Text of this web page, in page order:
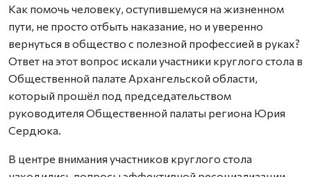
Как помочь человеку, оступившемуся на жизненном
пути, не просто отбыть наказание, но и уверенно
вернуться в общество с полезной профессией в руках?
Ответ на этот вопрос искали участники круглого стола в
Общественной палате Архангельской области,
который прошёл под председательством
руководителя Общественной палаты региона Юрия
Сердюка.
В центре внимания участников круглого стола